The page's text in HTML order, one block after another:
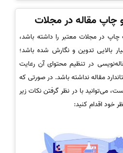
چاپ مقاله در مجلات
چاپ در مجلات معتبر را داشته باشد،
بالایی تدوین و نگارش شده باشد؛
در تنظیم محتوای آن رعایت
مقاله نداشته باشد. در صورتی که
می‌توانید با در نظر گرفتن نکات زیر
خود اقدام کنید: